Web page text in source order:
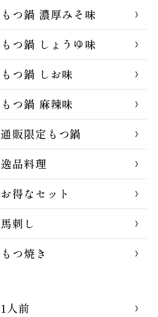
もつ鍋 濃厚みそ味
もつ鍋 しょうゆ味
もつ鍋 しお味
もつ鍋 麻辣味
通販限定もつ鍋
逸品料理
お得なセット
馬刺し
もつ焼き
1人前